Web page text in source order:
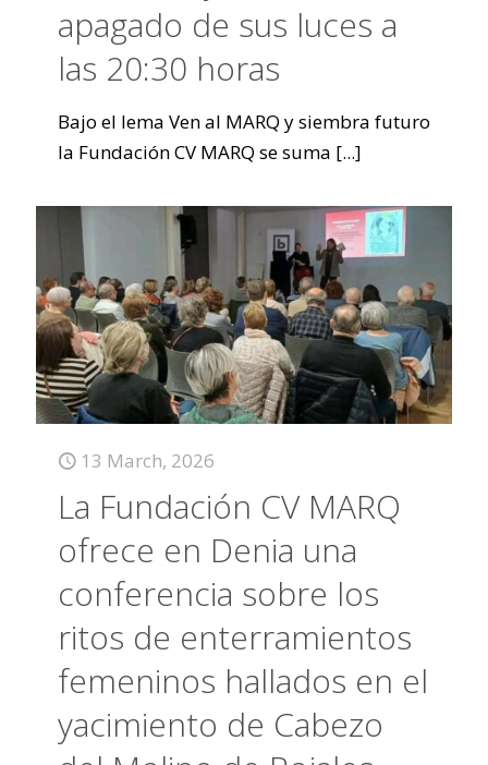
apagado de sus luces a
las 20:30 horas
Bajo el lema Ven al MARQ y siembra futuro
la Fundación CV MARQ se suma [...]
13 March, 2026
La Fundación CV MARQ
ofrece en Denia una
conferencia sobre los
ritos de enterramientos
femeninos hallados en el
yacimiento de Cabezo